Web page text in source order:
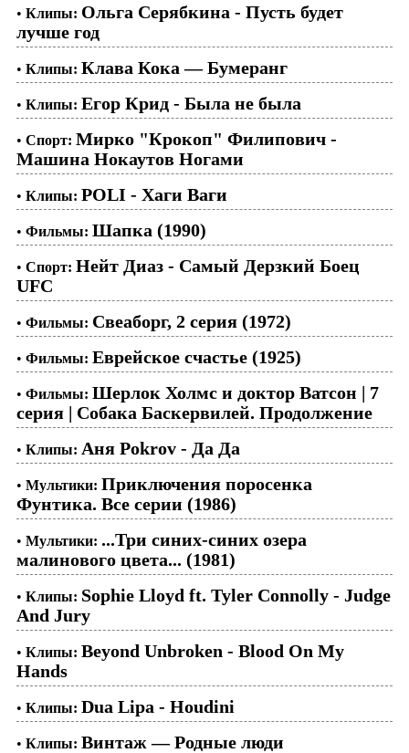
• Клипы: Ольга Серябкина - Пусть будет
лучше год
• Клипы: Клава Кока — Бумеранг
• Клипы: Егор Крид - Была не была
• Спорт: Мирко "Крокоп" Филипович -
Машина Нокаутов Ногами
• Клипы: POLI - Хаги Ваги
• Фильмы: Шапка (1990)
• Спорт: Нейт Диаз - Самый Дерзкий Боец
UFC
• Фильмы: Свеаборг, 2 серия (1972)
• Фильмы: Еврейское счастье (1925)
• Фильмы: Шерлок Холмс и доктор Ватсон | 7
серия | Собака Баскервилей. Продолжение
• Клипы: Аня Pokrov - Да Да
• Мультики: Приключения поросенка
Фунтика. Все серии (1986)
• Мультики: ...Три синих-синих озера
малинового цвета... (1981)
• Клипы: Sophie Lloyd ft. Tyler Connolly - Judge
And Jury
• Клипы: Beyond Unbroken - Blood On My
Hands
• Клипы: Dua Lipa - Houdini
• Клипы: Винтаж — Родные люди